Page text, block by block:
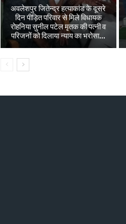
अवलेशपुर जितेन्द्र हत्याकांड के दूसरे
दिन पीड़ित परिवार से मिले विधायक
रोहनिया सुनील पटेल मृतक की पत्नी व
परिजनों को दिलाया न्याय का भरोसा...